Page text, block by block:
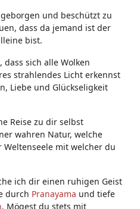
und beschützt zu
dass da jemand ist der
bist.
sich alle Wolken
strahlendes Licht erkennst
Liebe und Glückseligkeit
Reise zu dir selbst
wahren Natur, welche
mit welcher du
ich dir einen ruhigen Geist
durch Pranayama und tiefe
. Mögest du stets mit